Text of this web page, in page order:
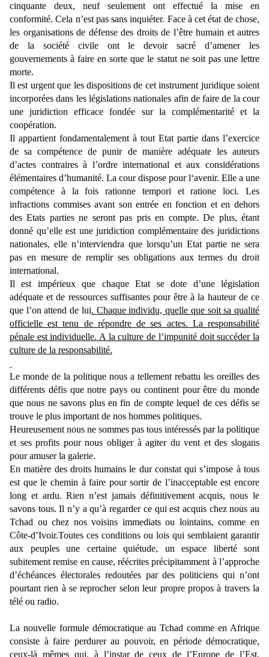
cinquante deux, neuf seulement ont effectué la mise en
conformité. Cela n’est pas sans inquiéter. Face à cet état de chose,
les organisations de défense des droits de l’être humain et autres
de la société civile ont le devoir sacré d’amener les
gouvernements à faire en sorte que le statut ne soit pas une lettre
morte.
Il est urgent que les dispositions de cet instrument juridique soient
incorporées dans les législations nationales afin de faire de la cour
une juridiction efficace fondée sur la complémentarité et la
coopération.
Il appartient fondamentalement à tout Etat partie dans l’exercice
de sa compétence de punir de manière adéquate les auteurs
d’actes contraires à l’ordre international et aux considérations
élémentaires d’humanité. La cour dispose pour l‘avenir. Elle a une
compétence à la fois rationne tempori et ratione loci. Les
infractions commises avant son entrée en fonction et en dehors
des Etats parties ne seront pas pris en compte. De plus, étant
donné qu’elle est une juridiction complémentaire des juridictions
nationales, elle n’interviendra que lorsqu’un Etat partie ne sera
pas en mesure de remplir ses obligations aux termes du droit
international.
Il est impérieux que chaque Etat se dote d’une législation
adéquate et de ressources suffisantes pour être à la hauteur de ce
que l’on attend de lui. Chaque individu, quelle que soit sa qualité
officielle est tenu de répondre de ses actes. La responsabilité
pénale est individuelle. A la culture de l’impunité doit succéder la
culture de la responsabilité.
Le monde de la politique nous a tellement rebattu les oreilles des
différents défis que notre pays ou continent pour être du monde
que nous ne savons plus en fin de compte lequel de ces défis se
trouve le plus important de nos hommes politiques.
Heureusement nous ne sommes pas tous intéressés par la politique
et ses profits pour nous obliger à agiter du vent et des slogans
pour amuser la galerie.
En matière des droits humains le dur constat qui s’impose à tous
est que le chemin à faire pour sortir de l’inacceptable est encore
long et ardu. Rien n’est jamais définitivement acquis, nous le
savons tous. Il n’y a qu’à regarder ce qui est acquis chez nous au
Tchad ou chez nos voisins immediats ou lointains, comme en
Côte-d’Ivoir.Toutes ces conditions ou lois qui semblaient garantir
aux peuples une certaine quiétude, un espace liberté sont
subitement remise en cause, réécrites précipitamment à l’approche
d’échéances électorales redoutées par des politiciens qui n’ont
pourtant rien à se reprocher selon leur propre propos à travers la
télé ou radio.
La nouvelle formule démocratique au Tchad comme en Afrique
consiste à faire perdurer au pouvoir, en période démocratique,
ceux-là mêmes qui, à l’instar de ceux de l’Europe de l’Est,